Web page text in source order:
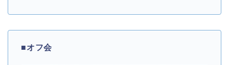
■オフ会